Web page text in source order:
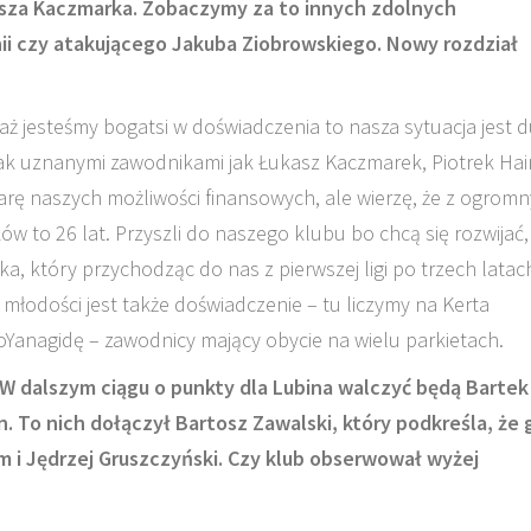
Kaczmarka. Zobaczymy za to innych zdolnych
czy atakującego Jakuba Ziobrowskiego. Nowy rozdział
jesteśmy bogatsi w doświadczenia to nasza sytuacja jest
uznanymi zawodnikami jak Łukasz Kaczmarek, Piotrek
naszych możliwości finansowych, ale wierzę, że z
to 26 lat. Przyszli do naszego klubu bo chcą się
który przychodząc do nas z pierwszej ligi po trzech
jest także doświadczenie – tu liczymy na Kerta
– zawodnicy mający obycie na wielu parkietach.
dalszym ciągu o punkty dla Lubina walczyć będą Bartek
To nich dołączył Bartosz Zawalski, który podkreśla, że
Jędrzej Gruszczyński. Czy klub obserwował wyżej